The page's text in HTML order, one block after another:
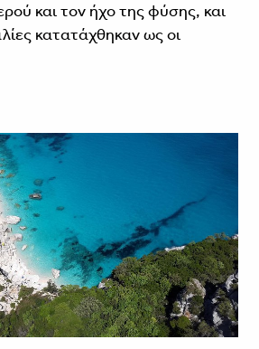
και τον ήχο της φύσης, και
κατατάχθηκαν ως οι